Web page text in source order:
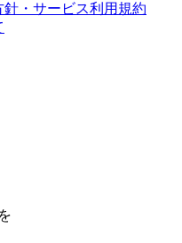
・サービス利用規約